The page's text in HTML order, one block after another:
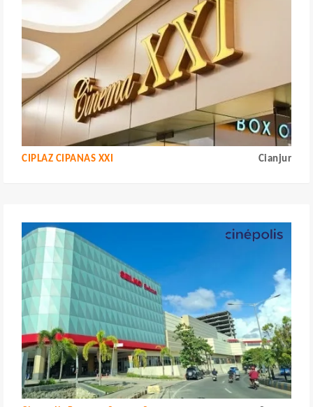
CIPLAZ CIPANAS XXI Cianjur